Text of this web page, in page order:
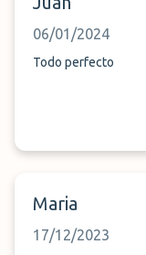
06/01/2024
Todo perfecto
Maria
17/12/2023